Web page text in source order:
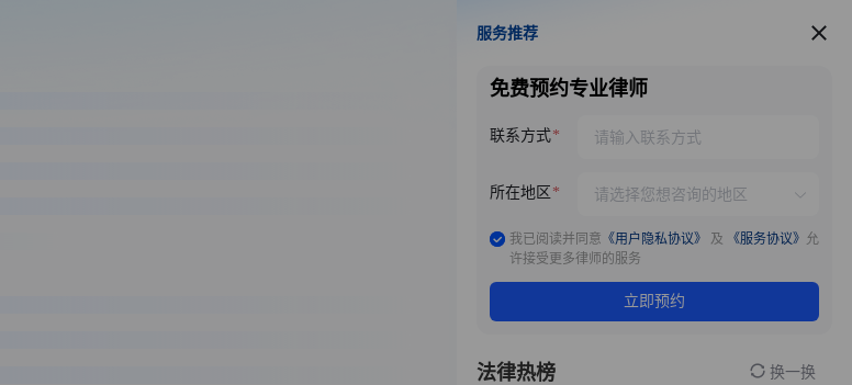
服务推荐
服务推荐
免费预约专业律师
联系方式
所在地区
我已阅读并同意 《用户隐私协议》 及 《服务协议》 允
许接受更多律师的服务
立即预约
法律热榜 换一换